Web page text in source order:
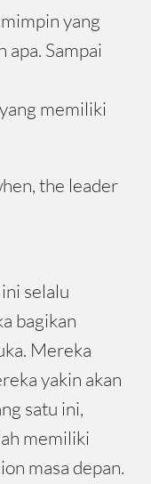
yang
apa. Sampai
memiliki
the leader
selalu
bagikan
Mereka
yakin akan
satu ini,
memiliki
masa depan.